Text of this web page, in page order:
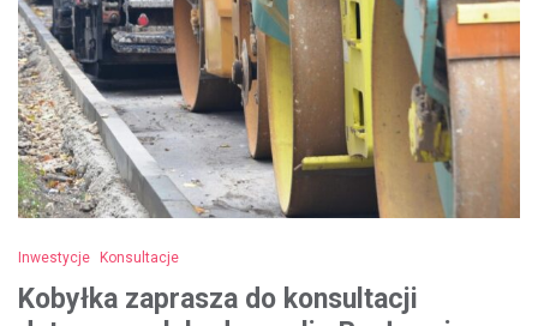
Inwestycje Konsultacje
Kobyłka zaprasza do konsultacji